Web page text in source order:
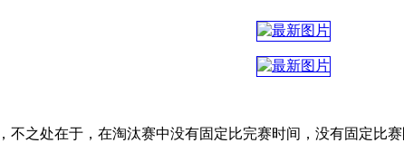
不之处在于，在淘汰赛中没有固定比完赛时间，没有固定比